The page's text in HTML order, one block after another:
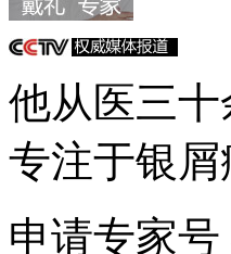
他从医三
专注于银
申请专家号